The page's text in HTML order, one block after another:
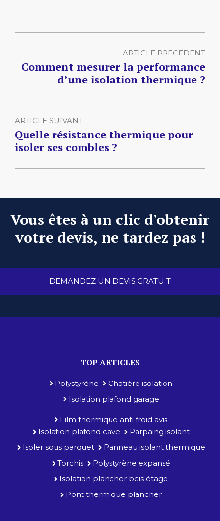
ARTICLE PRECEDENT
Comment mesurer la performance
d’une isolation thermique ?
ARTICLE SUIVANT
Quelle résistance thermique pour
isoler ses combles ?
Vous êtes à un clic d'obtenir
votre devis, ne tardez pas !
DEMANDEZ UN DEVIS GRATUIT
TOP ARTICLES
Polystyrène
Chatière isolation
Isolation plafond garage
Film thermique anti froid avis
Isolation plafond cave
Parpaing isolant
Isoler sous parquet
Panneau isolant thermique
Torchis
Polystyrène expansé
Isolation plancher bois étage
Pont thermique plancher